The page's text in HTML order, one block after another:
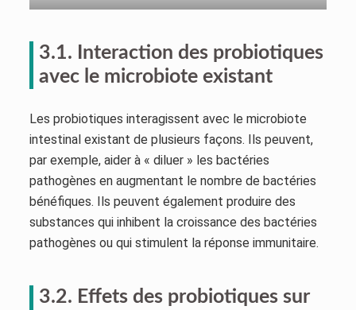
3.1. Interaction des probiotiques
avec le microbiote existant
Les probiotiques interagissent avec le microbiote
intestinal existant de plusieurs façons. Ils peuvent,
par exemple, aider à « diluer » les bactéries
pathogènes en augmentant le nombre de bactéries
bénéfiques. Ils peuvent également produire des
substances qui inhibent la croissance des bactéries
pathogènes ou qui stimulent la réponse immunitaire.
3.2. Effets des probiotiques sur